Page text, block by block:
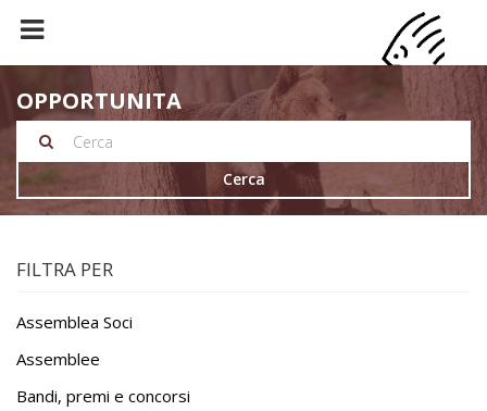
OPPORTUNITA
Cerca
FILTRA PER
Assemblea Soci
Assemblee
Bandi, premi e concorsi